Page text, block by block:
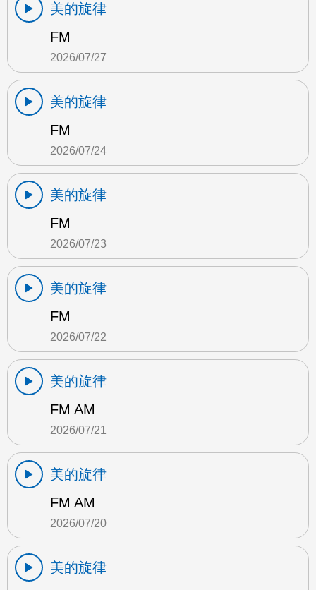
美的旋律
FM
2026/07/27
美的旋律
FM
2026/07/24
美的旋律
FM
2026/07/23
美的旋律
FM
2026/07/22
美的旋律
FM AM
2026/07/21
美的旋律
FM AM
2026/07/20
美的旋律